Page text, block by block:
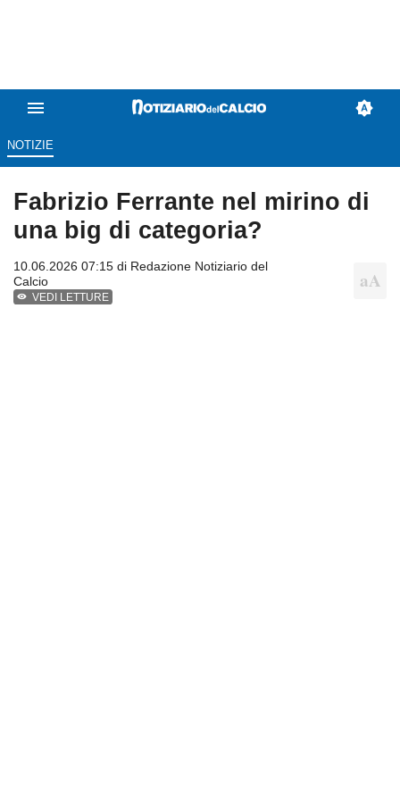
NOTIZIE
Fabrizio Ferrante nel mirino di
una big di categoria?
10.06.2026 07:15 di Redazione Notiziario del
Calcio
VEDI LETTURE